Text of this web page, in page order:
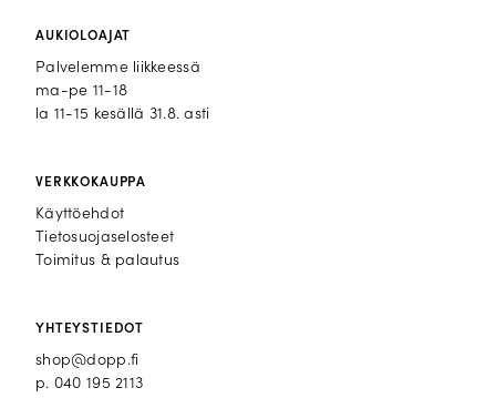
AUKIOLOAJAT
Palvelemme liikkeessä
ma-pe 11-18
la 11-15 kesällä 31.8. asti
VERKKOKAUPPA
Käyttöehdot
Tietosuojaselosteet
Toimitus & palautus
YHTEYSTIEDOT
shop@dopp.fi
p. 040 195 2113